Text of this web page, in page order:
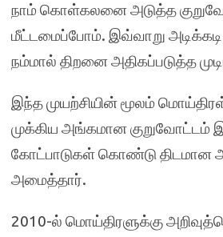
நாம் கொள்கலனை அடுத்த
மீட்டமைப்போம். இவ்வாறு அடிக்கடி
நம்மால் திறனை அதிகப்படுத்த
இந்த முயற்சியின் மூலம்
முக்கிய அங்கமான குறுவோட்டம்
கோட்பாடுகள் கொண்டு திடமான
அமைத்தார்.
2010-ல் மொய்திரளுக்கு